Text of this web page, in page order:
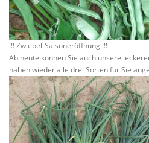
!!! Zwiebel-Saisoneröffnung !!!
Ab heute können Sie auch unsere
haben wieder alle drei Sorten für Sie